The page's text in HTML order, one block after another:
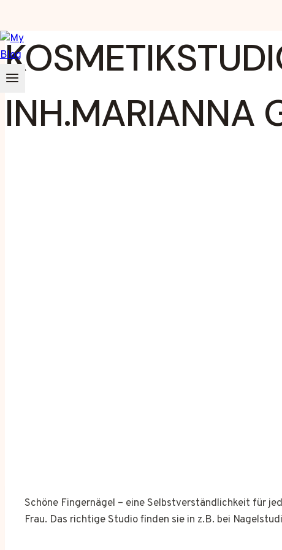
Zum
Inhalt
springen
INH.MARIANNA
Schöne Fingernägel – eine Selbstverständlichkeit für
Frau. Das richtige Studio finden sie in z.B. bei